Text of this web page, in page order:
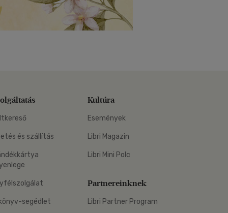
és szállítás
segédlet
Kultúra
Események
Libri Magazin
Libri Mini Polc
Partnereinknek
Libri Partner Program